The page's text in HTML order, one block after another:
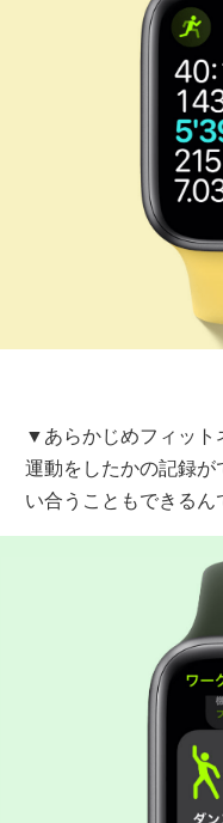
▼あらかじめフィット
運動をしたかの記録
い合うこともできるん